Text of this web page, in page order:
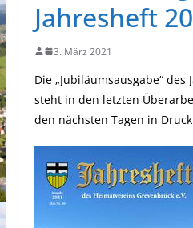
Jahresheft
3. März 2021
Die „Jubiläumsausgabe“ des
steht in den letzten
den nächsten Tagen in